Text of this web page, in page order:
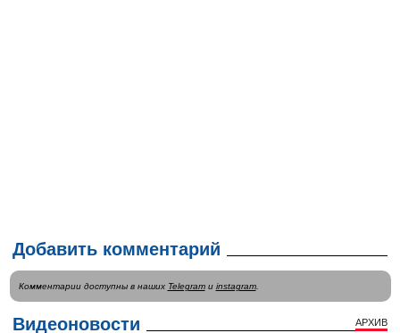
Добавить комментарий
Комментарии доступны в наших Telegramи instagram.
Видеоновости АРХИВ